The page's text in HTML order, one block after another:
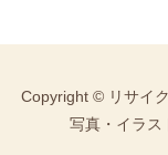
Copyright © リサイ
写真・イラス